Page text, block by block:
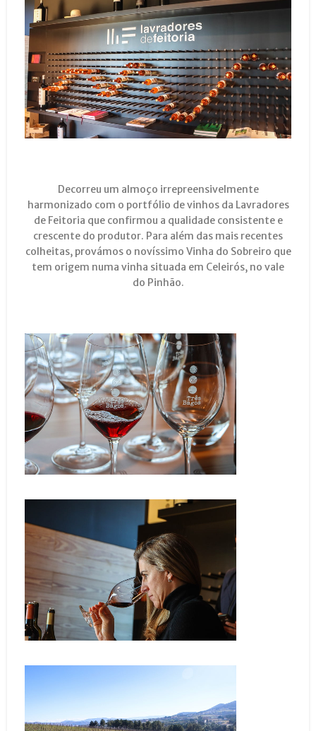
Decorreu um almoço irrepreensivelmente
harmonizado com o portfólio de vinhos da Lavradores
de Feitoria que confirmou a qualidade consistente e
crescente do produtor. Para além das mais recentes
colheitas, provámos o novíssimo Vinha do Sobreiro que
tem origem numa vinha situada em Celeirós, no vale
do Pinhão.